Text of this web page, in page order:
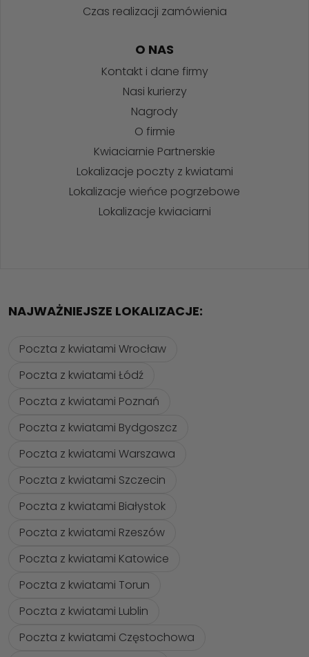
Czas realizacji zamówienia
O NAS
Kontakt i dane firmy
Nasi kurierzy
Nagrody
O firmie
Kwiaciarnie Partnerskie
Lokalizacje poczty z kwiatami
Lokalizacje wieńce pogrzebowe
Lokalizacje kwiaciarni
NAJWAŻNIEJSZE LOKALIZACJE:
Poczta z kwiatami Wrocław
Poczta z kwiatami Łódź
Poczta z kwiatami Poznań
Poczta z kwiatami Bydgoszcz
Poczta z kwiatami Warszawa
Poczta z kwiatami Szczecin
Poczta z kwiatami Białystok
Poczta z kwiatami Rzeszów
Poczta z kwiatami Katowice
Poczta z kwiatami Torun
Poczta z kwiatami Lublin
Poczta z kwiatami Częstochowa